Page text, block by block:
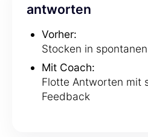
antworten
Vorher:
Stocken in
Mit Coach:
Flotte Antworten mit
Feedback